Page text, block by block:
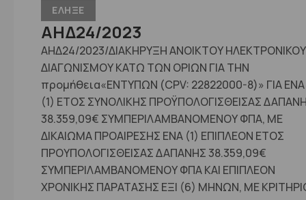
ΕΛΗΞΕ
ΑΗΔ24/2023
ΑΗΔ24/2023/ΔΙΑΚΗΡΥΞΗ ΑΝΟΙΚΤΟΥ ΗΛΕΚΤΡΟΝΙΚΟΥ
ΔΙΑΓΩΝΙΣΜΟΥ ΚΑΤΩ ΤΩΝ ΟΡΙΩΝ ΓΙΑ ΤΗΝ
προμήθεια«ΕΝΤΥΠΩΝ (CPV: 22822000-8)» ΓΙΑ ΕΝΑ
(1) ΕΤΟΣ ΣΥΝΟΛΙΚΗΣ ΠΡΟΫΠΟΛΟΓΙΣΘΕΙΣΑΣ
38.359,09€ ΣΥΜΠΕΡΙΛΑΜΒΑΝΟΜΕΝΟΥ ΦΠΑ, ΜΕ
ΔΙΚΑΙΩΜΑ ΠΡΟΑΙΡΕΣΗΣ ΕΝΑ (1) ΕΠΙΠΛΕΟΝ ΕΤΟΣ
ΠΡΟΥΠΟΛΟΓΙΣΘΕΙΣΑΣ ΔΑΠΑΝΗΣ 38.359,09€
ΣΥΜΠΕΡΙΛΑΜΒΑΝΟΜΕΝΟΥ ΦΠΑ ΚΑΙ ΕΠΙΠΛΕΟΝ
ΧΡΟΝΙΚΗΣ ΠΑΡΑΤΑΣΗΣ ΕΞΙ (6) ΜΗΝΩΝ, ΜΕ